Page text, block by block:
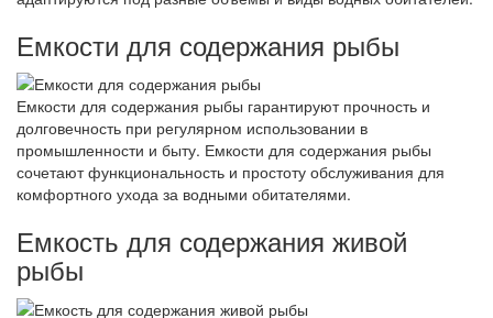
Емкости для содержания рыбы
Емкости для содержания рыбы гарантируют прочность и
долговечность при регулярном использовании в
промышленности и быту. Емкости для содержания рыбы
сочетают функциональность и простоту обслуживания для
комфортного ухода за водными обитателями.
Емкость для содержания живой
рыбы